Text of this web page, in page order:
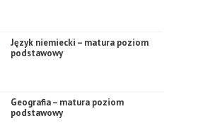
Język niemiecki – matura poziom
podstawowy
Geografia – matura poziom
podstawowy